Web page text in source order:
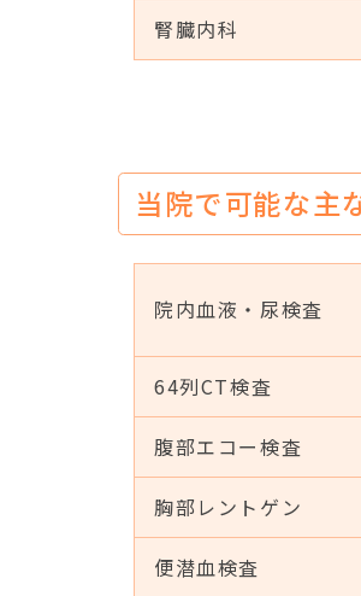
腎臓内科
当院で可能な主
院内血液・尿検査
64列CT検査
腹部エコー検査
胸部レントゲン
便潜血検査